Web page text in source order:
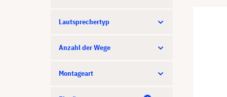
Lautsprechertyp
Anzahl der Wege
Montageart